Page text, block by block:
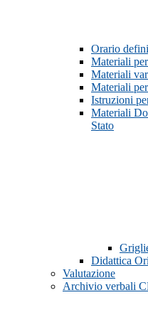
Orario
Materiali
Materiali
Materiali
Istruzioni
Materiali
Stato
Didattica
Valutazione
Archivio verbali